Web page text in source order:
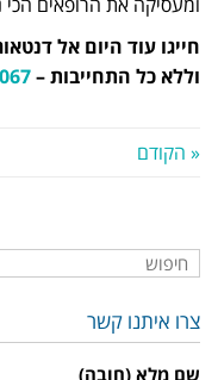
חייגו עוד היום אל
וללא כל התחייבות –
« הקודם
צרו איתנו קשר
שם מלא (חובה)